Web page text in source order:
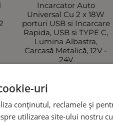
Incarcator Аuto
Universal Cu 2 x 18W
porturi USB si Incarcare
Rapida, USB si TYPE C,
Lumina Albastra,
Carcasă Metalică, 12V -
24V
Indisponibil
uri
conținutul, reclamele și
utilizarea site-ului nostru